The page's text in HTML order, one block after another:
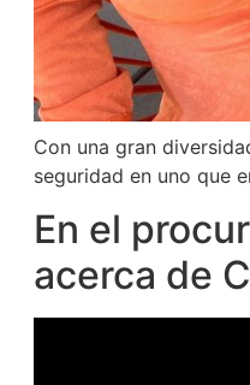
Con una gran
seguridad en uno que
En el
acerca de